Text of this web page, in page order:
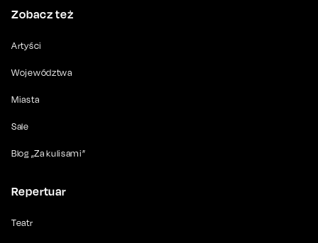
Zobacz też
Artyści
Województwa
Miasta
Sale
Blog „Za kulisami”
Repertuar
Teatr